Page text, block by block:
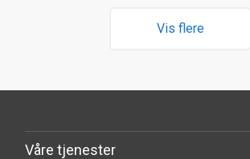
Vis flere
Våre tjenester